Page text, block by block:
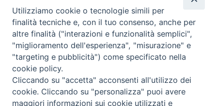
Statuto
Presidenza e ufficio presidenza
Consiglio scientifico
Coordinamento nazionale
Utilizziamo cookie o tecnologie simili per
finalità tecniche e, con il tuo consenso, anche per
altre finalità ("interazioni e funzionalità semplici",
"miglioramento dell'esperienza", "misurazione" e
"targeting e pubblicità") come specificato nella
cookie policy.
Cliccando su "accetta" acconsenti all'utilizzo dei
cookie. Cliccando su "personalizza" puoi avere
maggiori informazioni sui cookie utilizzati e